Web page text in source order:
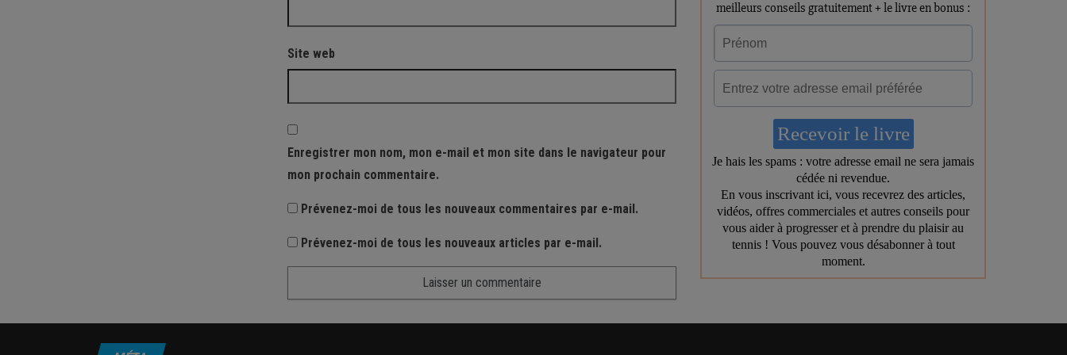
Site web
Enregistrer mon nom, mon e-mail et mon site dans le navigateur pour
mon prochain commentaire.
Prévenez-moi de tous les nouveaux commentaires par e-mail.
Prévenez-moi de tous les nouveaux articles par e-mail.